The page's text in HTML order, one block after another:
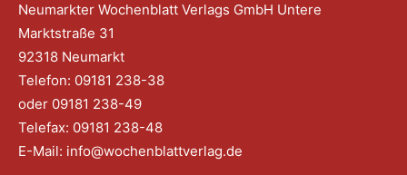
Neumarkter Wochenblatt Verlags GmbH Untere
Marktstraße 31
92318 Neumarkt
Telefon: 09181 238-38
oder 09181 238-49
Telefax: 09181 238-48
E-Mail: info@wochenblattverlag.de